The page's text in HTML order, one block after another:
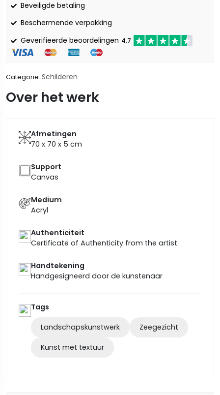
Beveiligde betaling
Beschermende verpakking
Geverifieerde beoordelingen 4.7
Categorie: Schilderen
Over het werk
Afmetingen
70 x 70 x 5 cm
Support
Canvas
Medium
Acryl
Authenticiteit
Certificate of Authenticity from the artist
Handtekening
Handgesigneerd door de kunstenaar
Tags
Landschapskunstwerk Zeegezicht
Kunst met textuur